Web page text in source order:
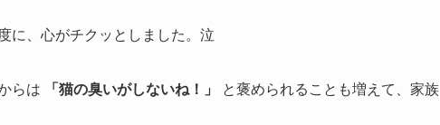
に、心がチクッとしました。泣
らは 「猫の臭いがしないね！」
と褒められることも増えて、家族